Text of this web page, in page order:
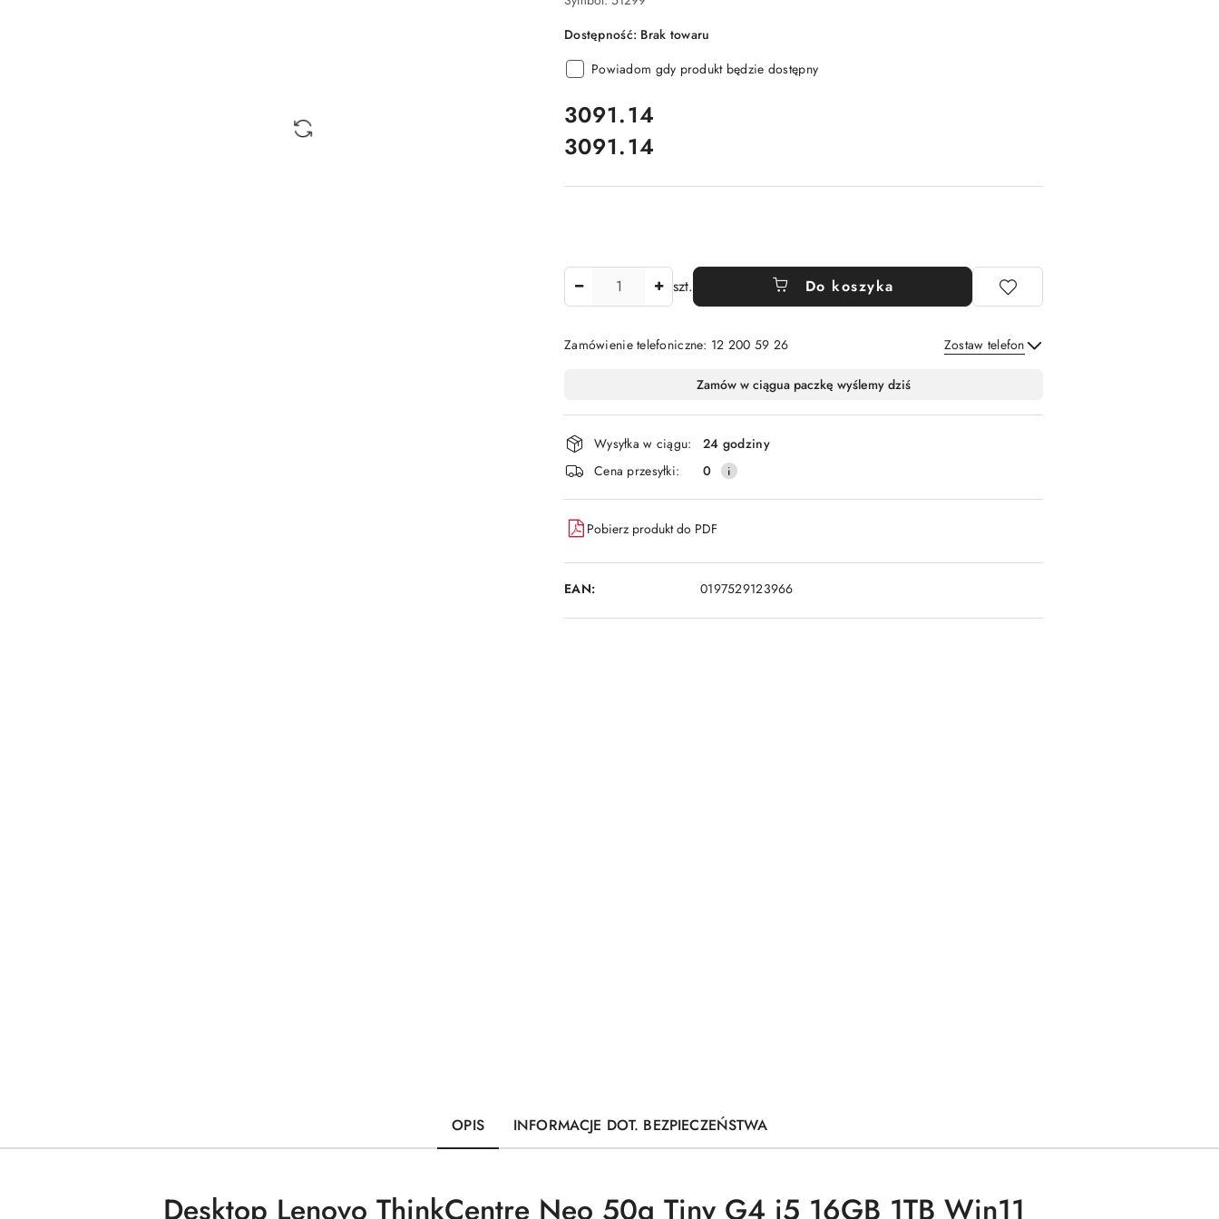
Dostępność: Brak towaru
Powiadom gdy produkt będzie dostępny
cena:
3091.14
Cena:
3091.14
szt. Do koszyka
Zamówienie telefoniczne: 12 200 59 26 Zostaw telefon
i
dostawa
Zamów w ciągua paczkę wyślemy dziś
Wysyłka w ciągu:
24 godziny
Cena przesyłki:
0
Pobierz produkt do PDF
EAN: 0197529123966
OPIS INFORMACJE DOT. BEZPIECZEŃSTWA
Desktop Lenovo ThinkCentre Neo 50q Tiny G4 i5 16GB 1TB Win11